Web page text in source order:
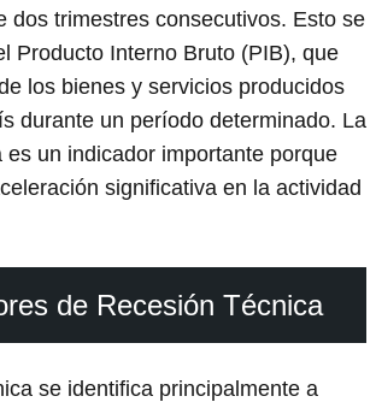
dos trimestres consecutivos. Esto se
Producto Interno Bruto (PIB), que
los bienes y servicios producidos
durante un período determinado. La
es un indicador importante porque
significativa en la actividad
de Recesión Técnica
se identifica principalmente a